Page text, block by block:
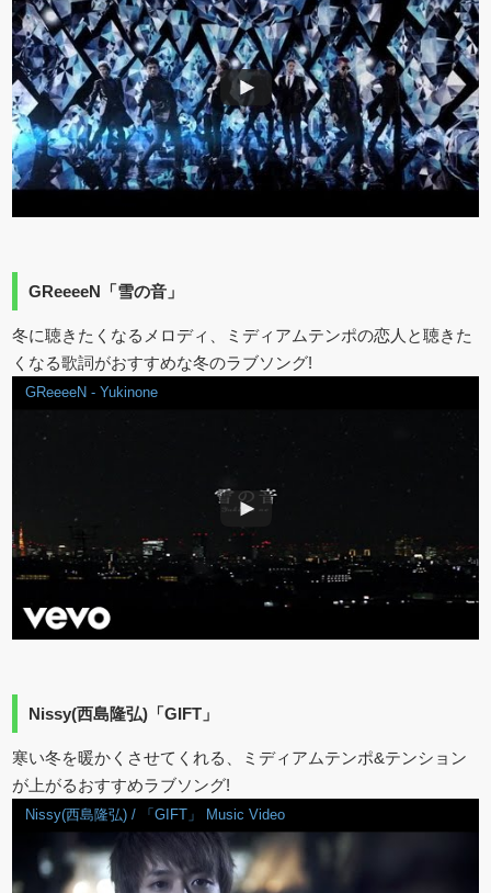
GReeeeN「雪の音」
冬に聴きたくなるメロディ、ミディアムテンポの恋人と聴きた
くなる歌詞がおすすめな冬のラブソング!
GReeeeN - Yukinone
Nissy(西島隆弘)「GIFT」
寒い冬を暖かくさせてくれる、ミディアムテンポ&テンション
が上がるおすすめラブソング!
Nissy(西島隆弘) / 「GIFT」 Music Video